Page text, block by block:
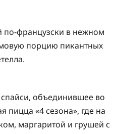
по-французски в нежном
порцию пикантных
объединившее во
пицца «4 сезона», где на
маргаритой и грушей с